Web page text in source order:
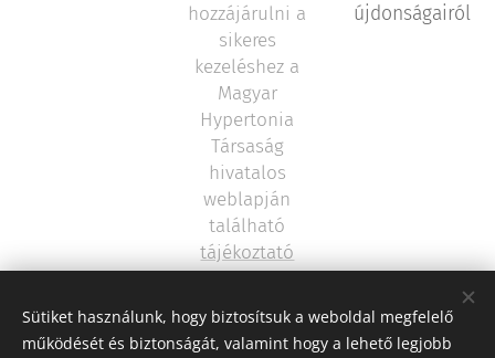
hozzájárulni a
sikeres
kezeléshez a
Magyar
Hypertonia
Társaság
hivatalos
weblapján
található
tájékoztató
laikusoknak
segít ebben
újdonságairól
Sütiket használunk, hogy biztosítsuk a weboldal megfelelő
működését és biztonságát, valamint hogy a lehető legjobb